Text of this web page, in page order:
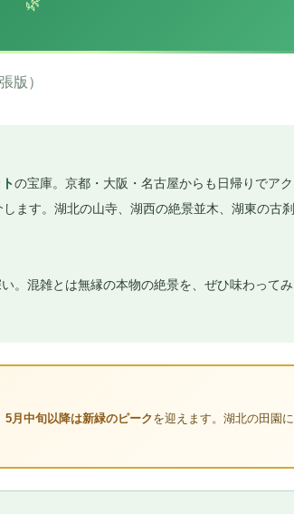
版）
の宝庫。京都・大阪・名古屋からも日帰りでアク
ます。湖北の山寺、湖西の絶景並木、湖東の古刹
。混雑とは無縁の本物の絶景を、ぜひ味わってみ
月中旬以降は新緑のピークを迎えます。湖北の田園に